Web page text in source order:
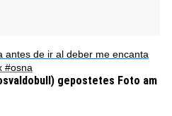
antes de ir al deber me encanta
#osna
gepostetes Foto am